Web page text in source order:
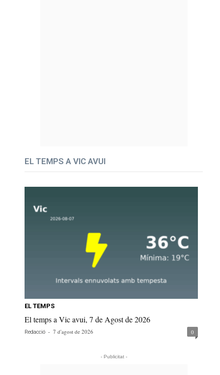
EL TEMPS A VIC AVUI
EL TEMPS
El temps a Vic avui, 7 de Agost de 2026
Redacció - 7 d'agost de 2026 0
- Publicitat -